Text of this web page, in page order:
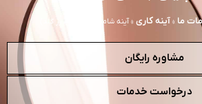
ما »آینه کاری »آینه شامپاینی (مسی، رز گلد)
مشاوره رایگان
درخواست خدمات